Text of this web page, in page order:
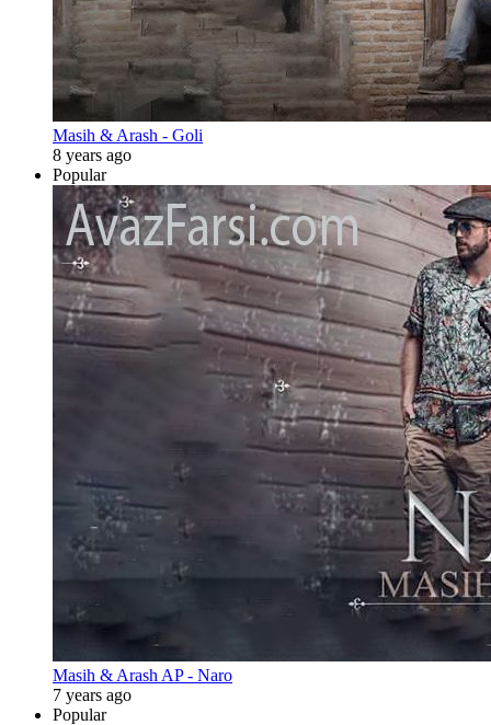
Masih & Arash - Goli
8 years ago
Popular
Masih & Arash AP - Naro
7 years ago
Popular